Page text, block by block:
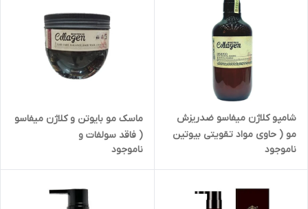
شامپو کلاژن میفاسو ضدریزش
مو ( حاوی مواد تقویتی بیوتین
ناموجود
ماسک مو بایوتن و کلاژن میفاسو
( فاقد سولفات و
ناموجود